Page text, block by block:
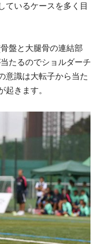
ているケースを多く目
盤と大腿骨の連結部
たるのでショルダーチ
意識は大転子から当た
きます。